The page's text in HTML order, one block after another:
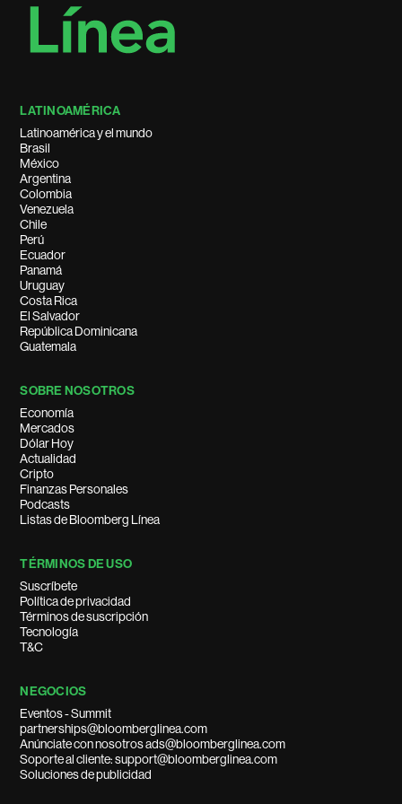
LATINOAMÉRICA
Latinoamérica y el mundo
Brasil
México
Argentina
Colombia
Venezuela
Chile
Perú
Ecuador
Panamá
Uruguay
Costa Rica
El Salvador
República Dominicana
Guatemala
SOBRE NOSOTROS
Economía
Mercados
Dólar Hoy
Actualidad
Cripto
Finanzas Personales
Podcasts
Listas de Bloomberg Línea
TÉRMINOS DE USO
Suscríbete
Política de privacidad
Términos de suscripción
Tecnología
T&C
NEGOCIOS
Eventos - Summit
partnerships@bloomberglinea.com
Anúnciate con nosotros ads@bloomberglinea.com
Soporte al cliente: support@bloomberglinea.com
Soluciones de publicidad